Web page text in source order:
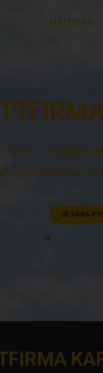
FLYTTSTÄD
Team. Vi hjälper
Kontakta oss
SE VÅRA